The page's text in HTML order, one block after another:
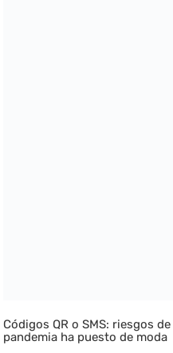
Códigos QR o SMS: riesgos
pandemia ha puesto de moda